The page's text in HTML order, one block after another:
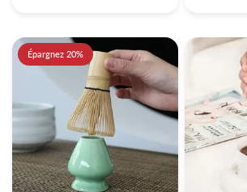
Épargnez 20%